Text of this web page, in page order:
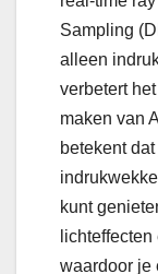
Sampling
alleen
verbetert
maken van
betekent
kunt
waardoor je